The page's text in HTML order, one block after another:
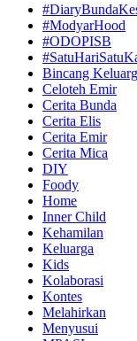
#ModyarHood
#ODOPISB
Bincang
Celoteh Emir
Cerita Bunda
Cerita Elis
Cerita Emir
Cerita Mica
DIY
Foody
Home
Inner Child
Kehamilan
Keluarga
Kids
Kolaborasi
Kontes
Melahirkan
Menyusui